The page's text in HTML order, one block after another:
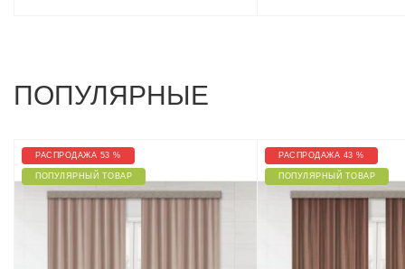
ПОПУЛЯРНЫЕ
РАСПРОДАЖА 53 %
ПОПУЛЯРНЫЙ ТОВАР
РАСПРОДАЖА 43 %
ПОПУЛЯРНЫЙ ТОВАР